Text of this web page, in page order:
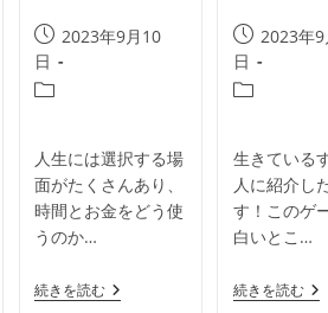
投
稿
公
2023年9月10
日
投
テ
ゴ
リ
ー:
人生には選択する場
面がたくさんあり、
時間とお金をどう使
うのか…
続きを読むお
客
投
稿
公
2023年
日
投
テ
ゴ
リ
ー:
生きている
人に紹介し
す！このゲ
白いとこ…
続きを読むお
客